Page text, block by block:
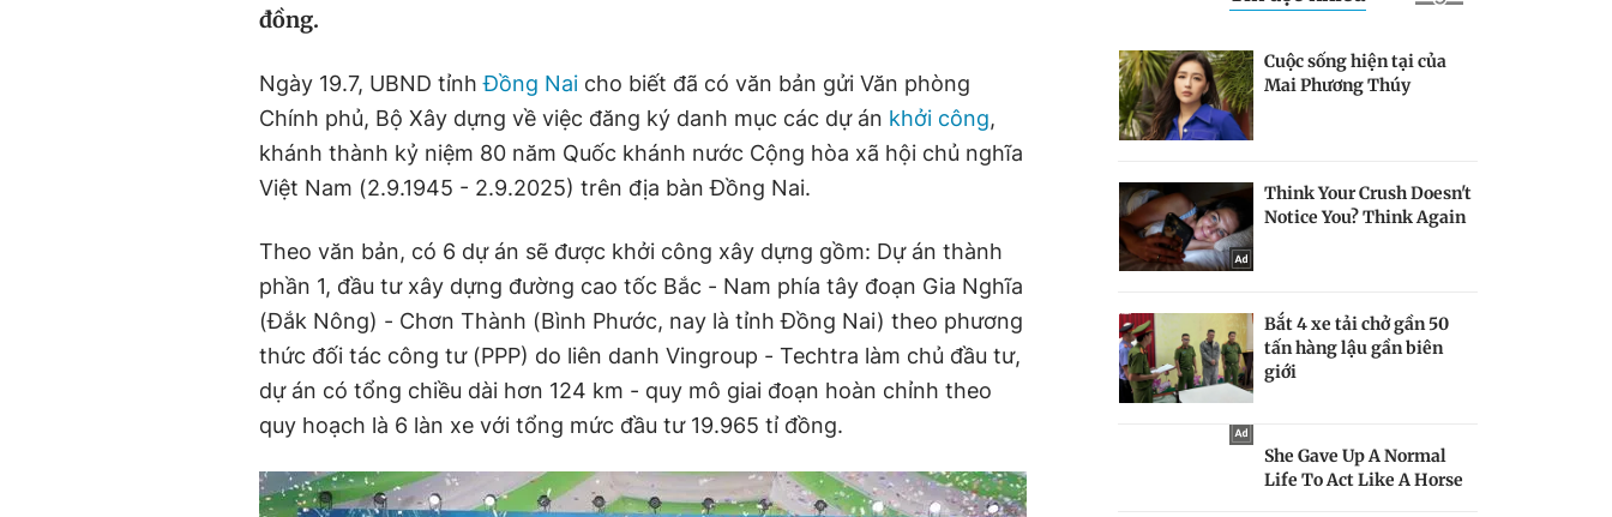
đồng.
Ngày 19.7, UBND tỉnhĐồng Nai cho biết đã có văn bản gửi Văn phòng
Chính phủ, Bộ Xây dựng về việc đăng ký danh mục các dự án khởi công,
khánh thành kỷ niệm 80 năm Quốc khánh nước Cộng hòa xã hội chủ nghĩa
Việt Nam (2.9.1945 - 2.9.2025) trên địa bàn Đồng Nai.
Theo văn bản, có 6 dự án sẽ được khởi công xây dựng gồm: Dự án thành
phần 1, đầu tư xây dựng đường cao tốc Bắc - Nam phía tây đoạn Gia Nghĩa
(Đắk Nông) - Chơn Thành (Bình Phước, nay là tỉnh Đồng Nai) theo phương
thức đối tác công tư (PPP) do liên danh Vingroup - Techtra làm chủ đầu tư,
dự án có tổng chiều dài hơn 124 km - quy mô giai đoạn hoàn chỉnh theo
quy hoạch là 6 làn xe với tổng mức đầu tư 19.965 tỉ đồng.